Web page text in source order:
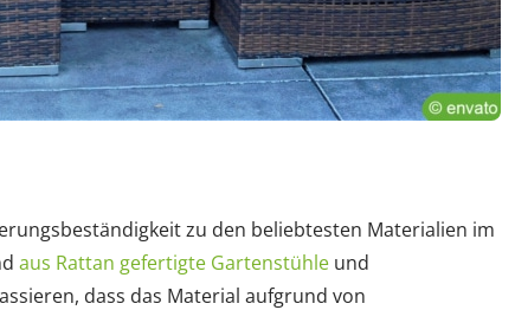
zu den beliebtesten Materialien im
aus Rattan gefertigte Gartenstühle und
dass das Material aufgrund von